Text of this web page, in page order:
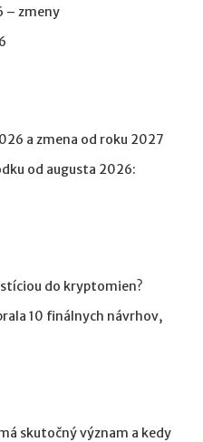
– zmeny
a zmena od roku 2027
od augusta 2026:
do kryptomien?
10 finálnych návrhov,
skutočný význam a kedy